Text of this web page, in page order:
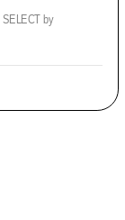
SELECT by